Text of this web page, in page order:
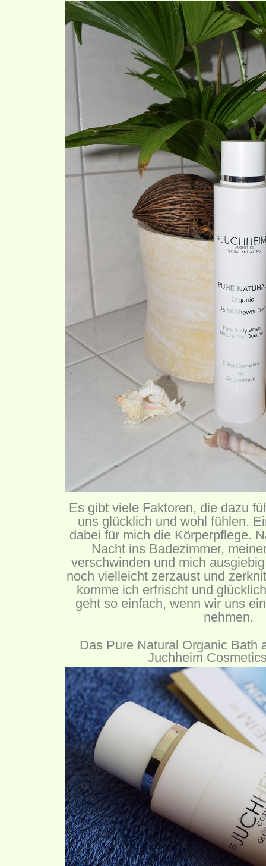
Es gibt viele Faktoren, die dazu
uns glücklich und wohl fühlen.
dabei für mich die Körperpflege.
Nacht ins Badezimmer,
verschwinden und mich
noch vielleicht zerzaust und
komme ich erfrischt und
geht so einfach, wenn wir uns
nehmen.
Das Pure Natural Organic Bath
Juchheim